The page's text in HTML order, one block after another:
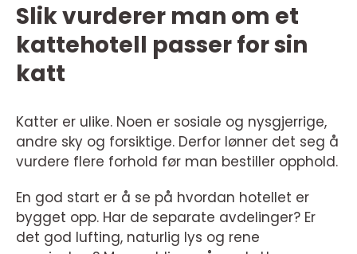
Slik vurderer man om et
kattehotell passer for sin
katt
Katter er ulike. Noen er sosiale og nysgjerrige,
andre sky og forsiktige. Derfor lønner det seg å
vurdere flere forhold før man bestiller opphold.
En god start er å se på hvordan hotellet er
bygget opp. Har de separate avdelinger? Er
det god lufting, naturlig lys og rene